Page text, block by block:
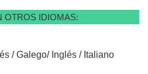
OTROS IDIOMAS:
/ Galego/ Inglés / Italiano